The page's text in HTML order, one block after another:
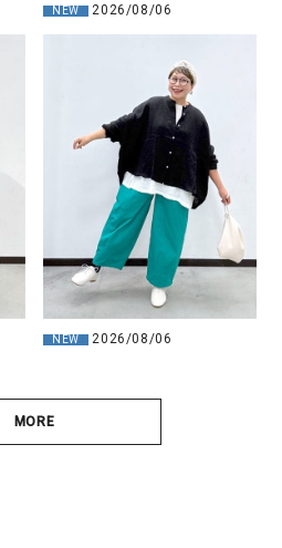
NEW 2026/08/06
NEW 2026/08/06
MORE